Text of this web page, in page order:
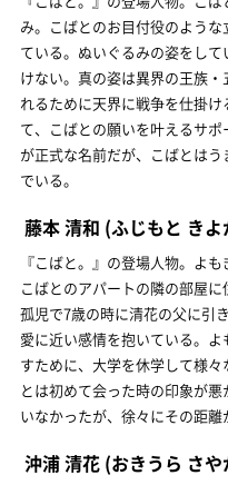
み。こばとのお目付役のよう
ている。ぬいぐるみの姿をし
けない。真の姿は異界の王族
れるために天界に戦争を仕掛
て、こばとの願いを叶えるサポ
が正式な名前だが、こばとは
でいる。
藤本 清和 (ふじもと きよ
『こばと。』の登場人物。よ
こばとのアパートの隣の部屋に
孤児で7歳の時に清花の父に引
愛に近い感情を抱いている。
すために、大学を休学して様
とは初めて会った時の印象が
いなかったが、徐々にその距離
沖浦 清花 (おきうら さや